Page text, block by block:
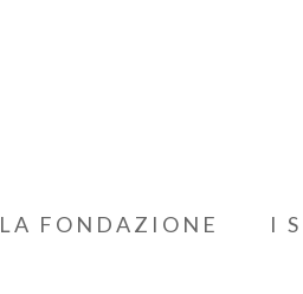
LA FONDAZIONE I